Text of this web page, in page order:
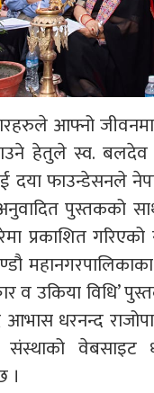
आफ्नो जीवनमा
हेतुले स्व. बलदेव
दया फाउन्डेसनले
पुस्तकको
प्रकाशित
व उकिया विधि’
आभास धरनन्द
वेबसाइट
।